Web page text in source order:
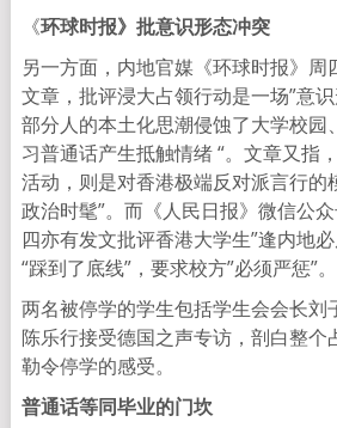
《环球时报》批意识形态冲突
另一方面，内地官媒《环球时报》周
文章，批评浸大占领行动是一场”意
部分人的本土化思潮侵蚀了大学校园
习普通话产生抵触情绪 “。文章又指
活动，则是对香港极端反对派言行的
政治时髦”。而《人民日报》微信公
四亦有发文批评香港大学生”逢内地
“踩到了底线”，要求校方”必须严惩”。
两名被停学的学生包括学生会会长刘
陈乐行接受德国之声专访，剖白整个
勒令停学的感受。
普通话等同毕业的门坎